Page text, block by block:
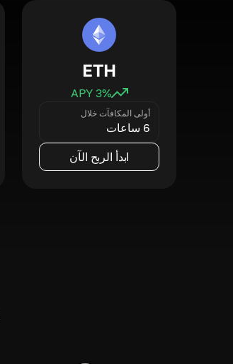
ETH
3% APY
أولى المكافآت خلال
6 ساعات
ابدأ الربح الآن